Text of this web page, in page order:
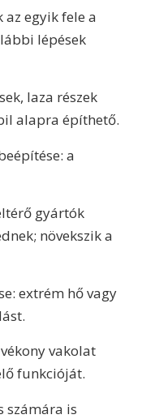
egyik fele a
lépések
laza részek
alapra építhető.
a
gyártók
növekszik a
extrém hő vagy
vakolat
funkcióját.
számára is